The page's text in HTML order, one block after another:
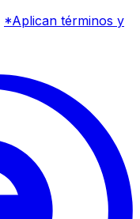
*Aplican términos y